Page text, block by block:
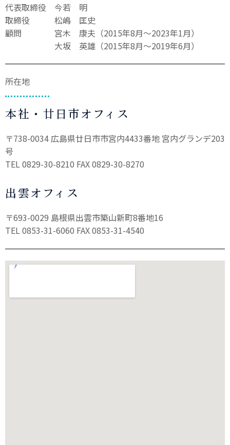
代表取締役 今若 明
取締役 松嶋 匡史
顧問 宮木 康夫（2015年8月～2023年1月）
大坂 英雄（2015年8月～2019年6月）
所在地
本社・廿日市オフィス
〒738-0034 広島県廿日市市宮内4433番地 宮内グランデ203
号
TEL 0829-30-8210 FAX 0829-30-8270
出雲オフィス
〒693-0029 島根県出雲市築山新町8番地16
TEL 0853-31-6060 FAX 0853-31-4540